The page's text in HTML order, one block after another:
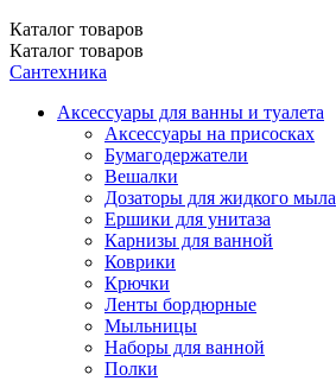
Каталог товаров
Каталог товаров
Сантехника
Аксессуары для ванны и туалета
Аксессуары на присосках
Бумагодержатели
Вешалки
Дозаторы для жидкого мыла
Ершики для унитаза
Карнизы для ванной
Коврики
Крючки
Ленты бордюрные
Мыльницы
Наборы для ванной
Полки